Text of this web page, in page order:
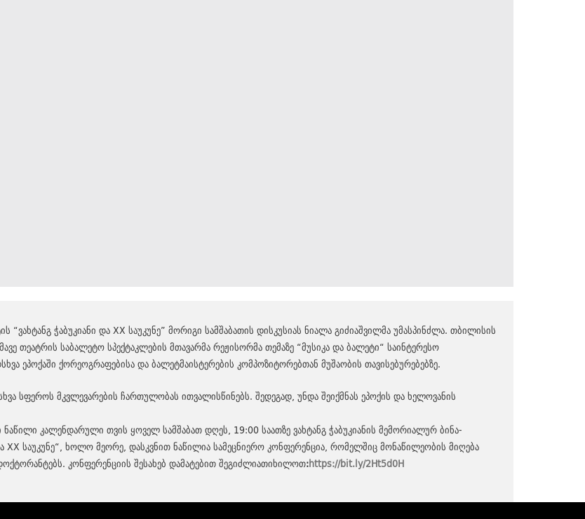
“ვახტანგ ჭაბუკიანი და XX საუკუნე” მორიგი სამშაბათის დისკუსიას ნიალა გიძიაშვილმა უმასპინძლა. თბილისის
თეატრის საბალეტო სპექტაკლების მთავარმა რეჟისორმა თემაზე “მუსიკა და ბალეტი“ საინტერესო
ეპოქაში ქორეოგრაფებისა და ბალეტმაისტერების კომპოზიტორებთან მუშაობის თავისებურებებზე.
სფეროს მკვლევარების ჩართულობას ითვალისწინებს. შედეგად, უნდა შეიქმნას ეპოქის და ხელოვანის
კალენდარული თვის ყოველ სამშაბათ დღეს, 19:00 საათზე ვახტანგ ჭაბუკიანის მემორიალურ ბინა-
XX საუკუნე“, ხოლო მეორე, დასკვნით ნაწილია სამეცნიერო კონფერენცია, რომელშიც მონაწილეობის მიღება
კონფერენციის შესახებ დამატებით შეგიძლიათიხილოთ:https://bit.ly/2Ht5d0H